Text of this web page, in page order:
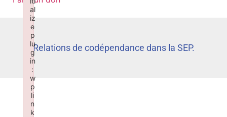
Relations de codépendance dans la SEP.
al
iz
e
p
lu
g
in
:
w
p
li
n
k